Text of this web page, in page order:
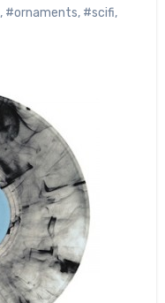
, #ornaments, #scifi,